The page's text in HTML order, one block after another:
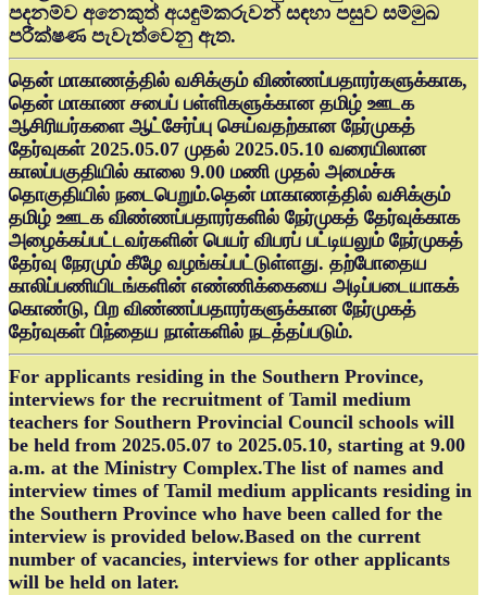
පදනම්ව අනෙකුත් අයඳුම්කරුවන් සඳහා පසුව සම්මුඛ
පරීක්ෂණ පැවැත්වෙනු ඇත.
தென் மாகாணத்தில் வசிக்கும் விண்ணப்பதாரர்களுக்காக,
தென் மாகாண சபைப் பள்ளிகளுக்கான தமிழ் ஊடக
ஆசிரியர்களை ஆட்சேர்ப்பு செய்வதற்கான நேர்முகத்
தேர்வுகள் 2025.05.07 முதல் 2025.05.10 வரையிலான
காலப்பகுதியில் காலை 9.00 மணி முதல் அமைச்சு
தொகுதியில் நடைபெறும்.தென் மாகாணத்தில் வசிக்கும்
தமிழ் ஊடக விண்ணப்பதாரர்களில் நேர்முகத் தேர்வுக்காக
அழைக்கப்பட்டவர்களின் பெயர் விபரப் பட்டியலும் நேர்முகத்
தேர்வு நேரமும் கீழே வழங்கப்பட்டுள்ளது. தற்போதைய
காலிப்பணியிடங்களின் எண்ணிக்கையை அடிப்படையாகக்
கொண்டு, பிற விண்ணப்பதாரர்களுக்கான நேர்முகத்
தேர்வுகள் பிந்தைய நாள்களில் நடத்தப்படும்.
For applicants residing in the Southern Province,
interviews for the recruitment of Tamil medium
teachers for Southern Provincial Council schools will
be held from 2025.05.07 to 2025.05.10, starting at 9.00
a.m. at the Ministry Complex.The list of names and
interview times of Tamil medium applicants residing in
the Southern Province who have been called for the
interview is provided below.Based on the current
number of vacancies, interviews for other applicants
will be held on later.